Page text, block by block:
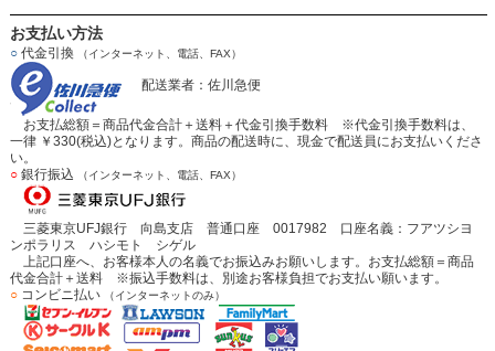
お支払い方法
○代金引換 （インターネット、電話、FAX）
配送業者：佐川急便
お支払総額＝商品代金合計＋送料＋代金引換手数料 ※代金引換手数料は、
一律 ￥330(税込)となります。商品の配送時に、現金で配送員にお支払いくださ
い。
○銀行振込 （インターネット、電話、FAX）
三菱東京UFJ銀行 向島支店 普通口座 0017982 口座名義：フアツシヨ
ンポラリス ハシモト シゲル
上記口座へ、お客様本人の名義でお振込みお願いします。お支払総額＝商品
代金合計＋送料 ※振込手数料は、別途お客様負担でお支払い願います。
○コンビニ払い （インターネットのみ）